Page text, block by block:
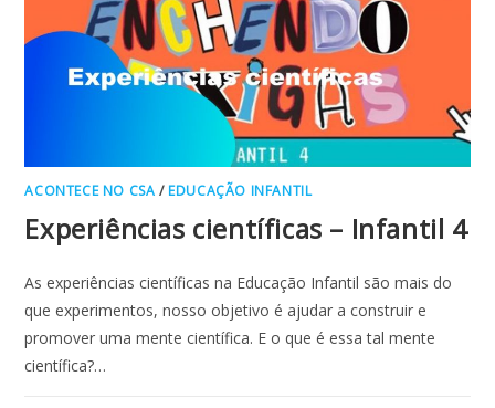
ACONTECE NO CSA / EDUCAÇÃO INFANTIL
Experiências científicas – Infantil 4
As experiências científicas na Educação Infantil são mais do
que experimentos, nosso objetivo é ajudar a construir e
promover uma mente científica. E o que é essa tal mente
científica?…